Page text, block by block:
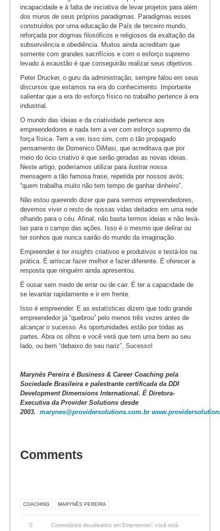
incapacidade e à falta de iniciativa de levar projetos para além
dos muros de seus próprios paradigmas. Paradigmas esses
construídos por uma educação de País de terceiro mundo,
reforçada por dogmas filosóficos e religiosos da exaltação da
subserviência e obediência. Muitos ainda acreditam que
somente com grandes sacrifícios e com o esforço supremo
levado à exaustão é que conseguirão realizar seus objetivos.
Peter Drucker, o guru da administração, sempre falou em seus
discursos que estamos na era do conhecimento. Importante
salientar que a era do esforço físico no trabalho pertence à era
industrial.
O mundo das ideias e da criatividade pertence aos
empreendedores e nada tem a ver com esforço supremo da
força física. Tem a ver, isso sim, com o tão propagado
pensamento de Domenico DiMasi, que acreditava que por
meio do ócio criativo é que serão geradas as novas ideias.
Neste artigo, poderíamos utilizar para ilustrar nossa
mensagem a tão famosa frase, repetida por nossos avós:
“quem trabalha muito não tem tempo de ganhar dinheiro”.
Não estou querendo dizer que para sermos empreendedores,
devemos viver o resto de nossas vidas deitados em uma rede
olhando para o céu. Afinal, não basta termos ideias e não levá-
las para o campo das ações. Isso é o mesmo que delirar ou
ter sonhos que nunca sairão do mundo da imaginação.
Empreender é ter insights criativos e produtivos e testá-los na
prática. É arriscar fazer melhor e fazer diferente. É oferecer a
resposta que ninguém ainda apresentou.
É ousar sem medo de errar ou de cair. É ter a capacidade de
se levantar rapidamente e ir em frente.
Isso é empreender. E as estatísticas dizem que todo grande
empreendedor já “quebrou” pelo menos três vezes antes de
alcançar o sucesso. As oportunidades estão por todas as
partes. Abra os olhos e você verá que tem uma bem ao seu
lado, ou bem “debaixo do seu nariz”. Sucesso!
Marynês Pereira é Business & Career Coaching pela
Sociedade Brasileira e palestrante certificada da DDI
Development Dimensions International. É Diretora-
Executiva da Provider Solutions desde
2003. marynes@providersolutions.com.br
Comments
COACHING MARYNÊS PEREIRA
0 Comentários desativados em Empreender: você está